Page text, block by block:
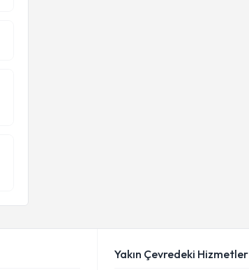
Yakın Çevredeki Hizmetler